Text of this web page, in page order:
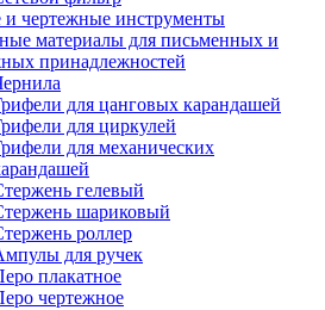
чертежные инструменты
материалы для письменных и
принадлежностей
для цанговых карандашей
для циркулей
для механических
гелевый
шариковый
роллер
для ручек
плакатное
чертежное